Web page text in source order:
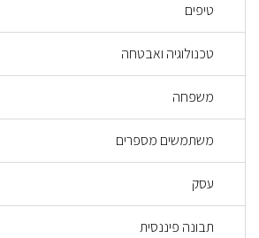
טיפים
טכנולוגיה ואבטחה
משפחה
משתמשים מספרים
עסק
תבונה פיננסית